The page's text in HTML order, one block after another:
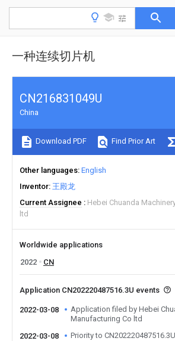
一种连续切片机
CN216831049U
China
Download PDF Find Prior Art
Other languages English
Inventor 王殿龙
Current Assignee
Hebei Chuanda
ltd
Worldwide applications
2022
CN
Application CN202220487516.3U events
2022-03-08
Application filed by Hebei
Manufacturing Co ltd
2022-03-08
Priority to CN202220487516.3U